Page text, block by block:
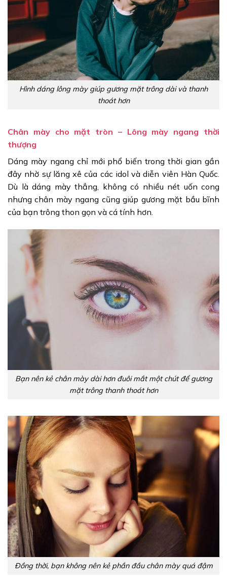
Hình dáng lông mày giúp gương mặt trông dài và thanh
thoát hơn
Chân mày cho mặt tròn – Lông mày ngang thời
thượng
Dáng mày ngang chỉ mới phổ biến trong thời gian gần
đây nhờ sự lăng xê của các idol và diễn viên Hàn Quốc.
Dù là dáng mày thẳng, không có nhiều nét uốn cong
nhưng chân mày ngang cũng giúp gương mặt bầu bĩnh
của bạn trông thon gọn và cá tính hơn.
Bạn nên kẻ chân mày dài hơn đuôi mắt một chút để gương
mặt trông thanh thoát hơn
Đồng thời, bạn không nên kẻ phần đầu chân mày quá đậm